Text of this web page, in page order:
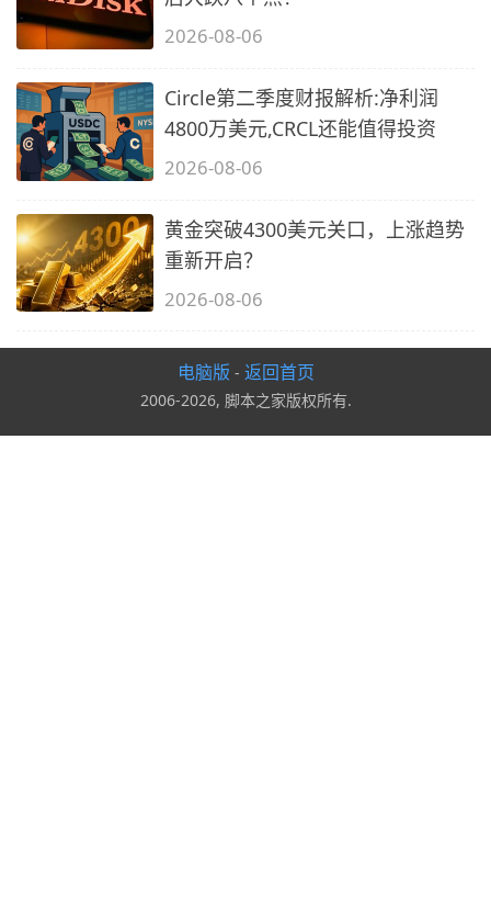
2026-08-06
Circle第二季度财报解析:净利润
4800万美元,CRCL还能值得投资
2026-08-06
黄金突破4300美元关口，上涨趋势
重新开启？
2026-08-06
电脑版 - 返回首页
2006-2026, 脚本之家版权所有.